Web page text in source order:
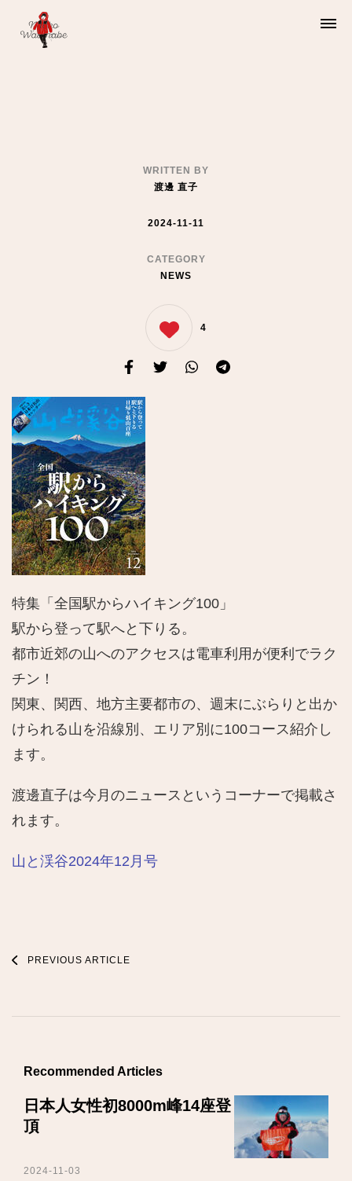
WRITTEN BY
渡邊 直子
2024-11-11
CATEGORY
NEWS
4
特集「全国駅からハイキング100」
駅から登って駅へと下りる。
都市近郊の山へのアクセスは電車利用が便利でラク
チン！
関東、関西、地方主要都市の、週末にぶらりと出か
けられる山を沿線別、エリア別に100コース紹介し
ます。
渡邊直子は今月のニュースというコーナーで掲載さ
れます。
山と渓谷2024年12月号
Post
PREVIOUS ARTICLE
Recommended Articles
2024-11-03
日本人女性初8000m峰14座登
頂